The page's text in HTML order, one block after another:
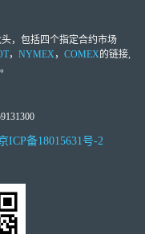
，包括四个指定合约市场
， NYMEX， COMEX的链接,
ICP备18015631号-2